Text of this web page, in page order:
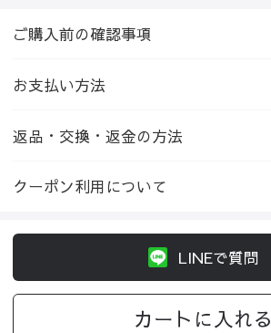
ご購入前の確認事項
お支払い方法
返品・交換・返金の方法
クーポン利用について
LINEで質問
カートに入れる